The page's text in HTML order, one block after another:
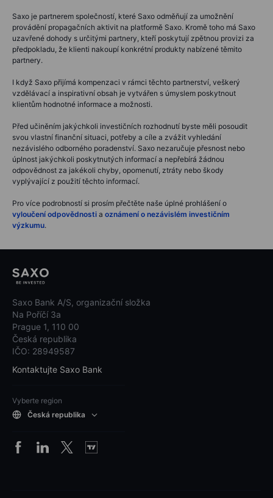
Saxo je partnerem společností, které Saxo odměňují za umožnění
provádění propagačních aktivit na platformě Saxo. Kromě toho má Saxo
uzavřené dohody s určitými partnery, kteří poskytují zpětnou provizi za
předpokladu, že klienti nakoupí konkrétní produkty nabízené těmito
partnery.
I když Saxo přijímá kompenzaci v rámci těchto partnerství, veškerý
vzdělávací a inspirativní obsah je vytvářen s úmyslem poskytnout
klientům hodnotné informace a možnosti.
Před učiněním jakýchkoli investičních rozhodnutí byste měli posoudit
svou vlastní finanční situaci, potřeby a cíle a zvážit vyhledání
nezávislého odborného poradenství. Saxo nezaručuje přesnost nebo
úplnost jakýchkoli poskytnutých informací a nepřebírá žádnou
odpovědnost za jakékoli chyby, opomenutí, ztráty nebo škody
vyplývající z použití těchto informací.
Pro více podrobností si prosím přečtěte naše úplné prohlášení o
vyloučení odpovědnosti a oznámení o nezávislém investičním
výzkumu.
Saxo Bank A/S, organizační složka
Na Poříčí 3a
Prague 1, 110 00
Česká republika
IČO: 28949587
Kontaktujte Saxo Bank
Vyberte region
Česká republika